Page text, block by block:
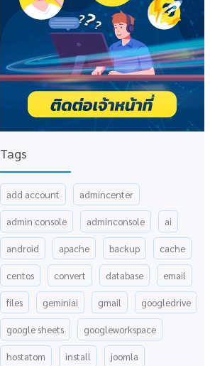
Tags
add account admincenter
admin console adminconsole ai
android apache backup cache
centos convert database email
files geminiai gmail googledrive
google sheets googleworkspace
hostatom install joomla